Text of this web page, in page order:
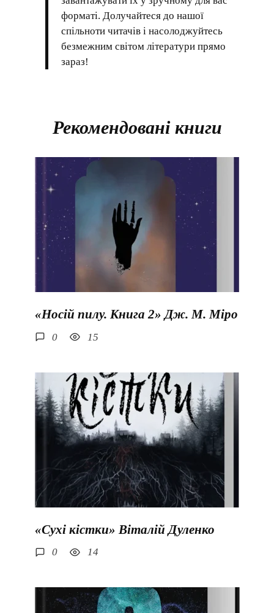
форматі. Долучайтеся до нашої
спільноти читачів і насолоджуйтесь
безмежним світом літератури прямо
зараз!
Рекомендовані книги
«Носій пилу. Книга 2» Дж. М. Міро
0 15
«Сухі кістки» Віталій Дуленко
0 14